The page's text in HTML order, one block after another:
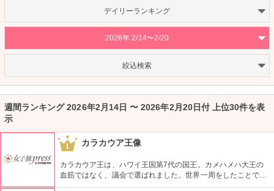
デイリーランキング
2026年 2/14〜2/20
絞込検索
週間ランキング 2026年2月14日 〜 2026年2月20日付 上位30件を表
示
1 カラカウア王像
カラカウア王は、ハワイ王国第7代の国王。カメハメハ大王の
血筋ではなく、議会で選ばれました。世界一周をしたことでも
知られ、日本では明治時代、明治天皇にも会ったことで有名で